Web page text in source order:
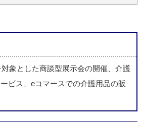
象とした商談型展示会の開催、介護
ビス、eコマースでの介護用品の販